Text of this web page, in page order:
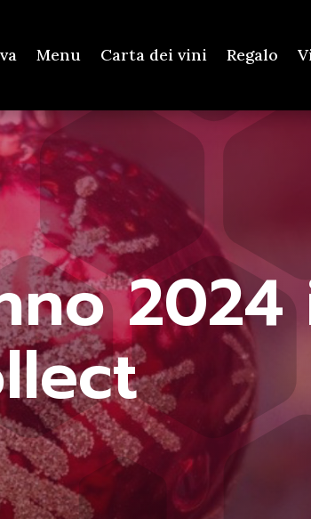
Menu Carta dei vini Regalo
2024